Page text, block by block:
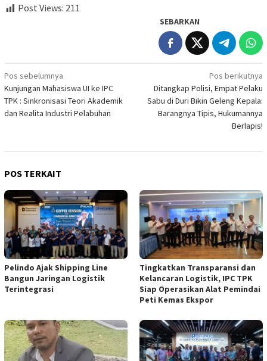
Post Views: 211
SEBARKAN
Navigasi
pos
Pos sebelumnya
Kunjungan Mahasiswa UI ke IPC
TPK : Sinkronisasi Teori Akademik
dan Realita Industri Pelabuhan
Pos berikutnya
Ditangkap Polisi, Empat Pelaku
Sabu di Duri Bikin Geleng Kepala:
Barangnya Tipis, Hukumannya
Berlapis!
POS TERKAIT
‎Pelindo Ajak Shipping Line
Bangun Jaringan Logistik
Terintegrasi
Tingkatkan Transparansi dan
Kelancaran Logistik, ‎IPC TPK
Siap Operasikan Alat Pemindai
Peti Kemas Ekspor ‎